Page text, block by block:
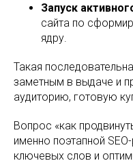
Запуск
сайта по
ядру.
Такая
заметным в выдаче и
аудиторию, готовую
Вопрос «как
именно поэтапной
ключевых слов и